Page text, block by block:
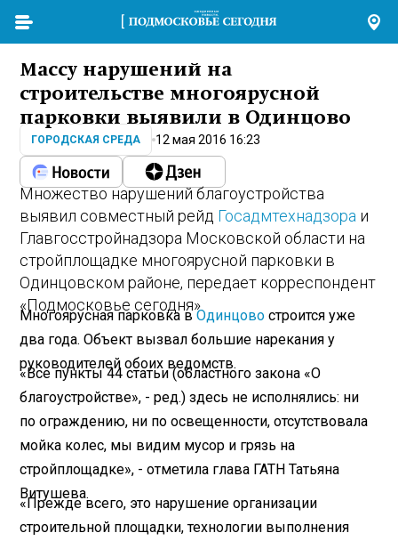
Массу нарушений на
строительстве многоярусной
парковки выявили в Одинцово
ГОРОДСКАЯ СРЕДА 12 мая 2016 16:23
Множество нарушений благоустройства
выявил совместный рейд Госадмтехнадзора и
Главгосстройнадзора Московской области на
стройплощадке многоярусной парковки в
Одинцовском районе, передает корреспондент
«Подмосковье сегодня».
Многоярусная парковка вОдинцово строится уже
два года. Объект вызвал большие нарекания у
руководителей обоих ведомств.
«Все пункты 44 статьи (областного закона «О
благоустройстве», - ред.) здесь не исполнялись: ни
по ограждению, ни по освещенности, отсутствовала
мойка колес, мы видим мусор и грязь на
стройплощадке», - отметила глава ГАТН Татьяна
Витушева.
«Прежде всего, это нарушение организации
строительной площадки, технологии выполнения